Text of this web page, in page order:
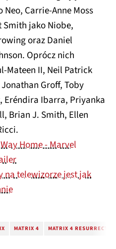
Carrie-Anne Moss
jako Niobe,
oraz Daniel
Oprócz nich
Mateen II, Neil Patrick
Groff, Toby
Eréndira Ibarra, Priyanka
Brian J. Smith, Ellen
Home - Marvel
na telewizorze jest jak
MATRIX 4 MATRIX 4